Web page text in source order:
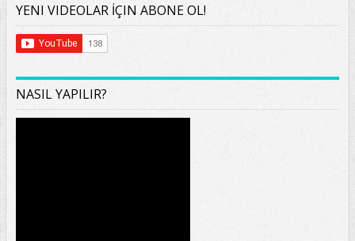
YENI VIDEOLAR İÇIN ABONE OL!
NASIL YAPILIR?